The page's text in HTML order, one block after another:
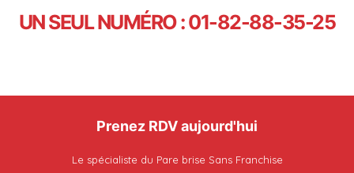
UN SEUL NUMÉRO : 01-82-88-35-25
Prenez RDV aujourd'hui
Le spécialiste du Pare brise Sans Franchise